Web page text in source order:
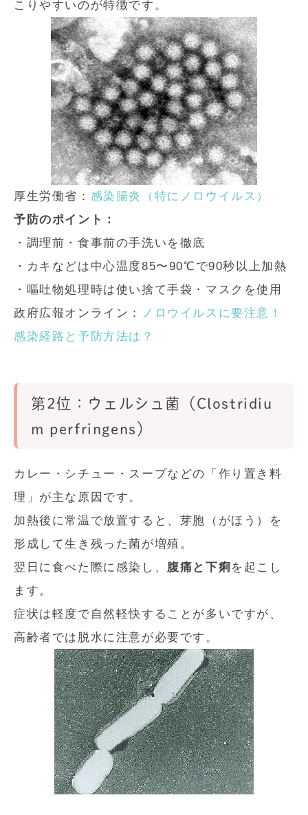
こりやすいのが特徴です。
厚生労働省： 感染腸炎（特にノロウイルス）
予防のポイント：
・調理前・食事前の手洗いを徹底
・カキなどは中心温度85〜90℃で90秒以上加熱
・嘔吐物処理時は使い捨て手袋・マスクを使用
政府広報オンライン：
ノロウイルスに要注意！
感染経路と予防方法は？
第2位：ウェルシュ菌（Clostridiu
m perfringens）
カレー・シチュー・スープなどの「作り置き料
理」が主な原因です。
加熱後に常温で放置すると、芽胞（がほう）を
形成して生き残った菌が増殖。
翌日に食べた際に感染し、 腹痛と下痢を起こし
ます。
症状は軽度で自然軽快することが多いですが、
高齢者では脱水に注意が必要です。